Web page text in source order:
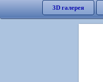
3D галерея